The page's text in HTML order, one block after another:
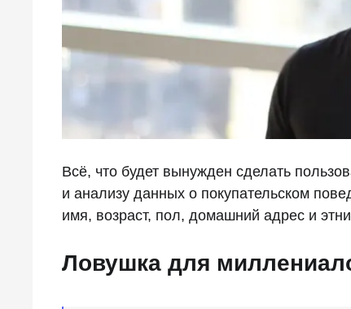
Всё, что будет вынужден сделать
и анализу данных о покупательском
имя, возраст, пол, домашний адрес и
Ловушка для